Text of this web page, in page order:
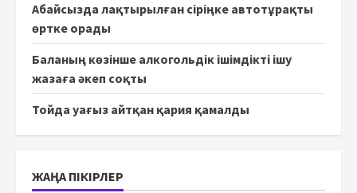
Абайсызда лақтырылған сіріңке автотұрақты
өртке орады
Баланың көзінше алкогольдік ішімдікті ішу
жазаға әкеп соқты
Тойда уағыз айтқан қария қамалды
ЖАҢА ПІКІРЛЕР